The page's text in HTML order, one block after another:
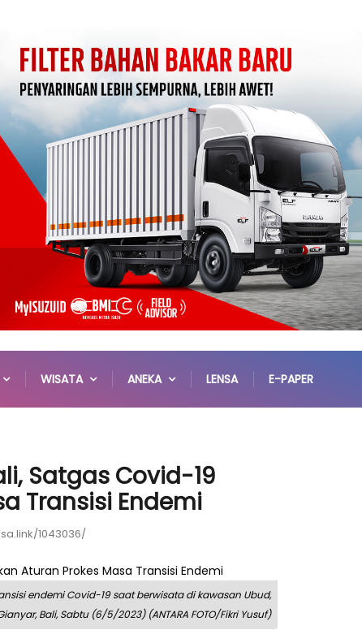
WISATA ANEKA LENSA E-PAPER
Satgas Covid-19
Transisi Endemi
1043036/
endemi Covid-19 saat berwisata di kawasan Ubud,
Bali, Sabtu (6/5/2023) (ANTARA FOTO/Fikri Yusuf)